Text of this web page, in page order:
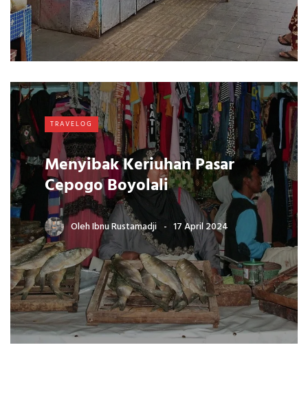
TRAVELOG
Menyibak Keriuhan Pasar
Cepogo Boyolali
OlehIbnu Rustamadji 17 April 2024